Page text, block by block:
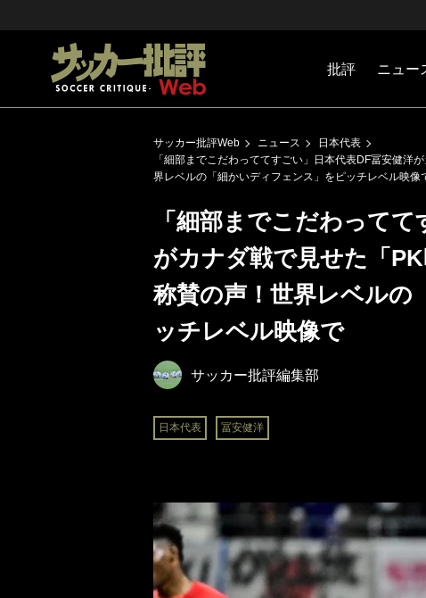
批評 ニュー
サッカー批評Web ニュース
日本代表
「細部までこだわっててすごい」日本代表DF冨安健洋
界レベルの「細かいディフェンス」をピッチレベル映像
「細部までこだわって
がカナダ戦で見せた「
称賛の声！世界レベルの
ッチレベル映像で
サッカー批評編集部
日本代表 冨安健洋